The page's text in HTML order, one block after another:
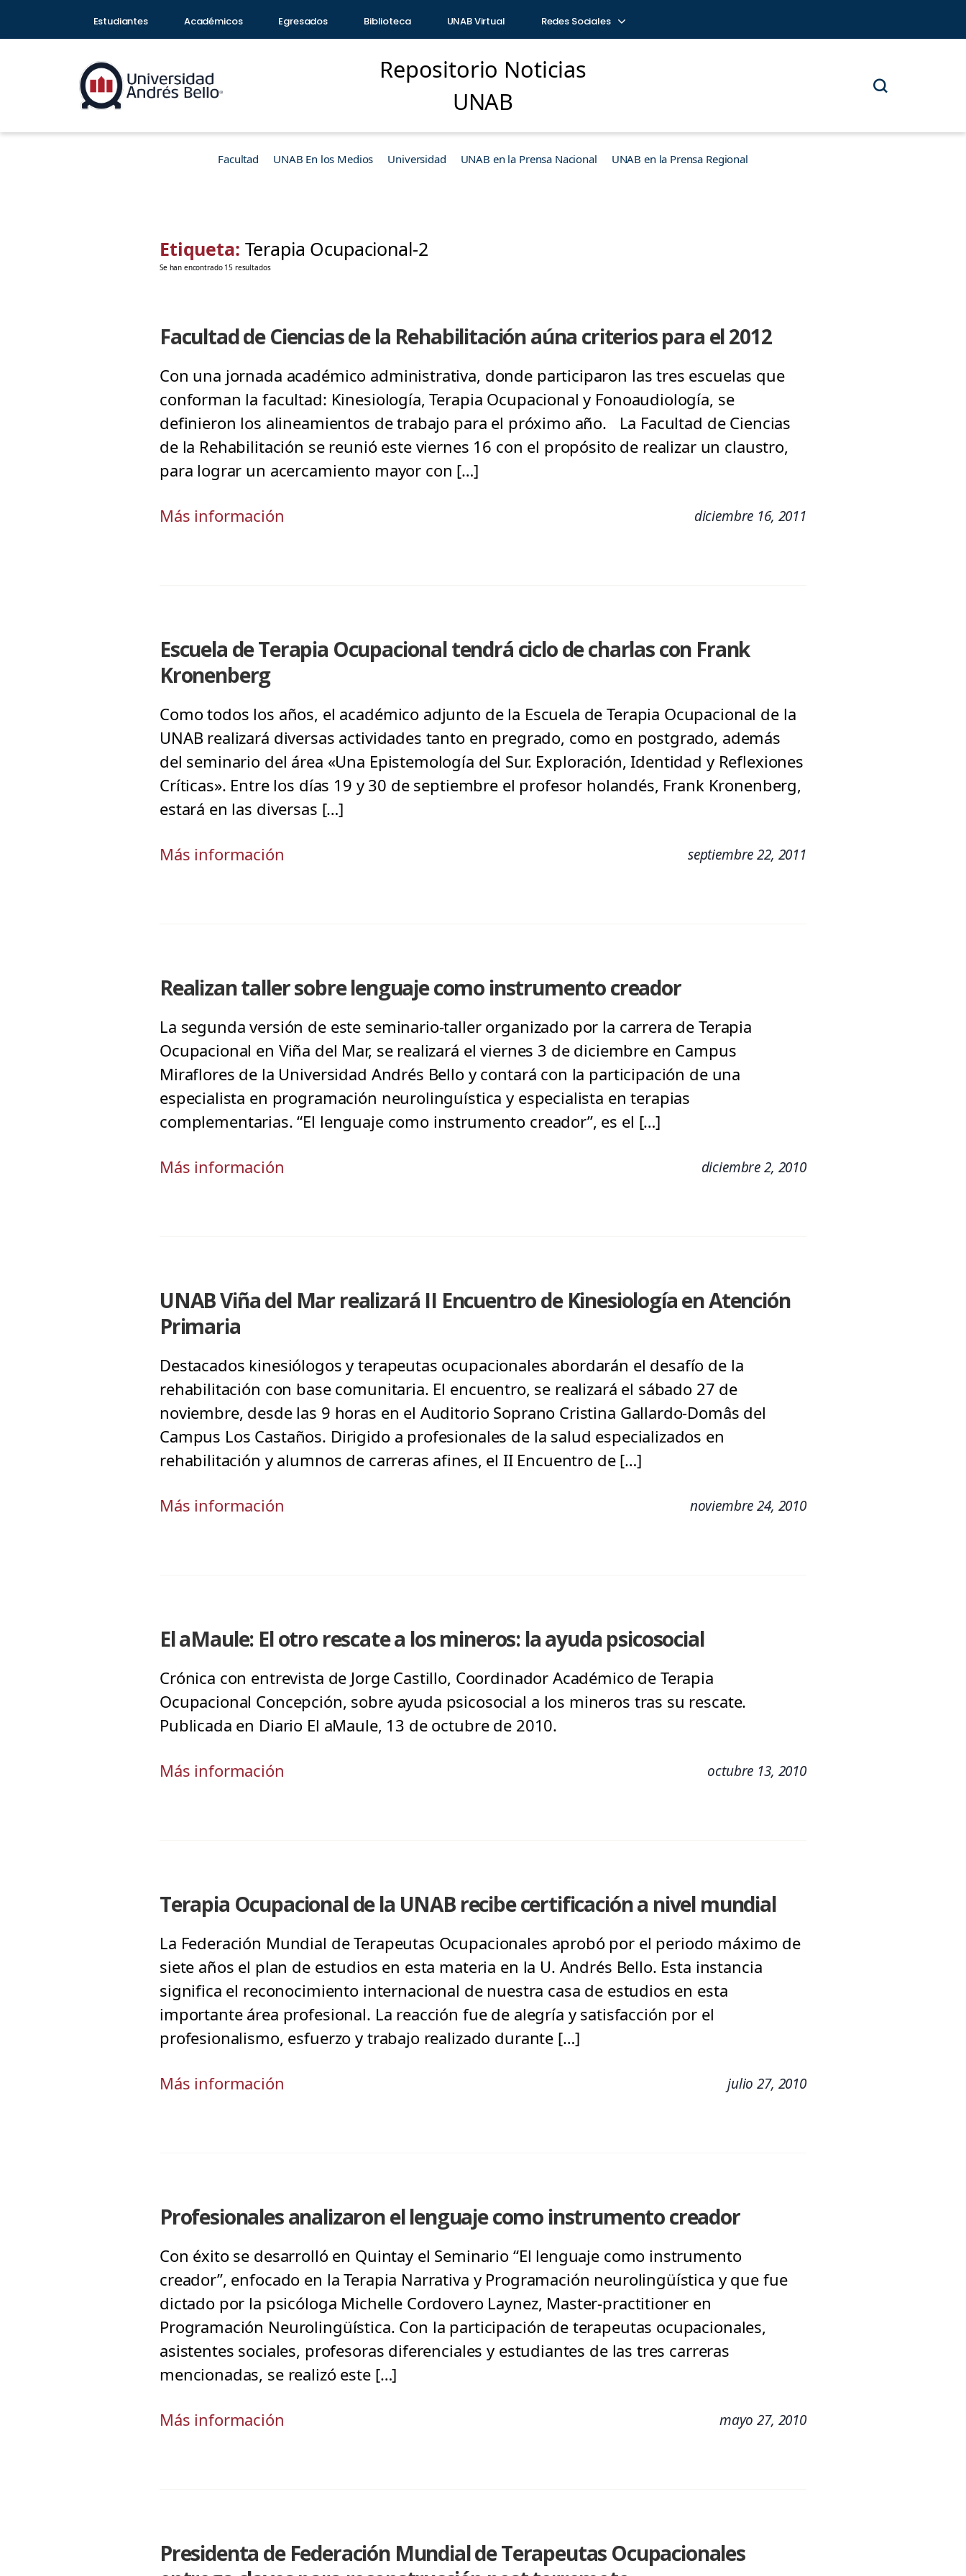
Estudiantes Académicos Egresados Biblioteca UNAB Virtual Redes Sociales
Repositorio Noticias
UNAB
Facultad UNAB En los Medios Universidad UNAB en la Prensa Nacional UNAB en la Prensa Regional
Etiqueta: Terapia Ocupacional-2
Se han encontrado 15 resultados
Facultad de Ciencias de la Rehabilitación aúna criterios para el 2012
Con una jornada académico administrativa, donde participaron las tres escuelas que
conforman la facultad: Kinesiología, Terapia Ocupacional y Fonoaudiología, se
definieron los alineamientos de trabajo para el próximo año. La Facultad de Ciencias
de la Rehabilitación se reunió este viernes 16 con el propósito de realizar un claustro,
para lograr un acercamiento mayor con […]
Más información diciembre 16, 2011
Escuela de Terapia Ocupacional tendrá ciclo de charlas con Frank
Kronenberg
Como todos los años, el académico adjunto de la Escuela de Terapia Ocupacional de la
UNAB realizará diversas actividades tanto en pregrado, como en postgrado, además
del seminario del área «Una Epistemología del Sur. Exploración, Identidad y Reflexiones
Críticas». Entre los días 19 y 30 de septiembre el profesor holandés, Frank Kronenberg,
estará en las diversas […]
Más información septiembre 22, 2011
Realizan taller sobre lenguaje como instrumento creador
La segunda versión de este seminario-taller organizado por la carrera de Terapia
Ocupacional en Viña del Mar, se realizará el viernes 3 de diciembre en Campus
Miraflores de la Universidad Andrés Bello y contará con la participación de una
especialista en programación neurolinguística y especialista en terapias
complementarias. “El lenguaje como instrumento creador”, es el […]
Más información diciembre 2, 2010
UNAB Viña del Mar realizará II Encuentro de Kinesiología en Atención
Primaria
Destacados kinesiólogos y terapeutas ocupacionales abordarán el desafío de la
rehabilitación con base comunitaria. El encuentro, se realizará el sábado 27 de
noviembre, desde las 9 horas en el Auditorio Soprano Cristina Gallardo-Domâs del
Campus Los Castaños. Dirigido a profesionales de la salud especializados en
rehabilitación y alumnos de carreras afines, el II Encuentro de […]
Más información noviembre 24, 2010
El aMaule: El otro rescate a los mineros: la ayuda psicosocial
Crónica con entrevista de Jorge Castillo, Coordinador Académico de Terapia
Ocupacional Concepción, sobre ayuda psicosocial a los mineros tras su rescate.
Publicada en Diario El aMaule, 13 de octubre de 2010.
Más información octubre 13, 2010
Terapia Ocupacional de la UNAB recibe certificación a nivel mundial
La Federación Mundial de Terapeutas Ocupacionales aprobó por el periodo máximo de
siete años el plan de estudios en esta materia en la U. Andrés Bello. Esta instancia
significa el reconocimiento internacional de nuestra casa de estudios en esta
importante área profesional. La reacción fue de alegría y satisfacción por el
profesionalismo, esfuerzo y trabajo realizado durante […]
Más información julio 27, 2010
Profesionales analizaron el lenguaje como instrumento creador
Con éxito se desarrolló en Quintay el Seminario “El lenguaje como instrumento
creador”, enfocado en la Terapia Narrativa y Programación neurolingüística y que fue
dictado por la psicóloga Michelle Cordovero Laynez, Master-practitioner en
Programación Neurolingüística. Con la participación de terapeutas ocupacionales,
asistentes sociales, profesoras diferenciales y estudiantes de las tres carreras
mencionadas, se realizó este […]
Más información mayo 27, 2010
Presidenta de Federación Mundial de Terapeutas Ocupacionales